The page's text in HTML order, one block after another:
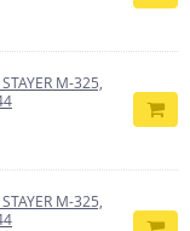
М-325,
М-325,